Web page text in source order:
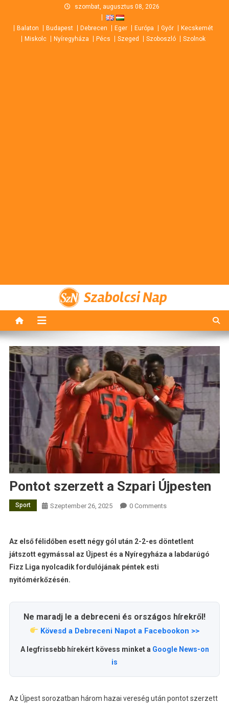
content
szombat, augusztus 08, 2026
Balaton Budapest Debrecen Eger Európa Győr
Kecskemét
Miskolc
Nyíregyháza Pécs Szeged Szoboszló Szolnok
Szabolcsi Nap
Pontot szerzett a Szpari Újpesten
Sport Szeptember 26, 2025 0 Comments
Az első félidőben esett négy gól után 2-2-es döntetlent
játszott egymással az Újpest és a Nyíregyháza a labdarúgó
Fizz Liga nyolcadik fordulójának péntek esti
nyitómérkőzésén.
Ne maradj le a debreceni és országos hírekről!
Kövesd a Debreceni Napot a Facebookon >>
A legfrissebb hírekért kövess minket a Google News-on
is
Az Újpest sorozatban három hazai vereség után pontot szerzett